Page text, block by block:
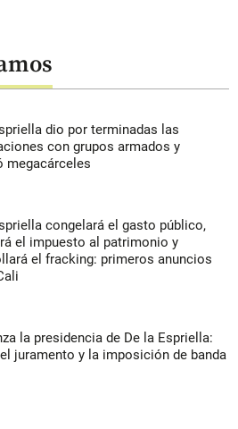
dio por terminadas las
con grupos armados y
megacárceles
congelará el gasto público,
el impuesto al patrimonio y
el fracking: primeros anuncios
la presidencia de De la Espriella:
juramento y la imposición de banda